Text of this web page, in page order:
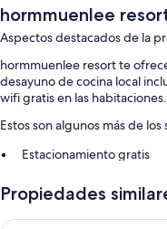
hormmuenlee
Aspectos destacados de la
hormmuenlee resort te
desayuno de cocina local
wifi gratis en las habitaciones.
Estos son algunos más de
Estacionamiento gratis
Propiedades